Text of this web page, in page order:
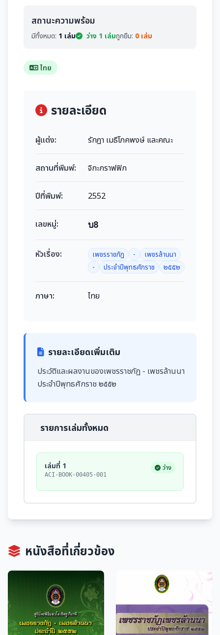
สถานะความพร้อม
มีทั้งหมด: 1 เล่ม ว่าง 1 เล่มถูกยืม: 0 เล่ม
ไทย
รายละเอียด
ผู้แต่ง: รักฎา เมธีโภคพงษ์ และคณะ
สถานที่พิมพ์: จิกะกราฟฟิก
ปีที่พิมพ์: 2552
เลขหมู่: บ8
หัวเรื่อง: เพชรราชภัฏ -
เพชรล้านนา
-
ประจำปีพุทธศักราช ๒๕๕๒
ภาษา: ไทย
รายละเอียดเพิ่มเติม
ประวัติและผลงานของเพชรราชภัฏ - เพชรล้านนา
ประจำปีพุทธศักราช ๒๕๕๒
รายการเล่มทั้งหมด
เล่มที่ 1
ACI-BOOK-00405-001
ว่าง
หนังสือที่เกี่ยวข้อง